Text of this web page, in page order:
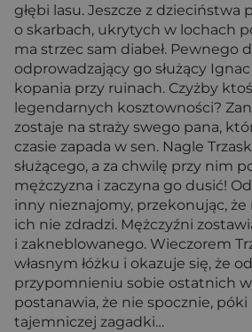
głębi lasu. Jeszcze z dzieciństwa
o skarbach, ukrytych w lochach
ma strzec sam diabeł. Pewnego
odprowadzający go służący
kopania przy ruinach. Czyżby ktoś
legendarnych kosztowności?
zostaje na straży swego pana,
czasie zapada w sen. Nagle
służącego, a za chwilę przy nim
mężczyzna i zaczyna go dusić!
inny nieznajomy, przekonując,
ich nie zdradzi. Mężczyźni
i zakneblowanego. Wieczorem
własnym łóżku i okazuje się, że
przypomnieniu sobie ostatnich
postanawia, że nie spocznie,
tajemniczej zagadki…